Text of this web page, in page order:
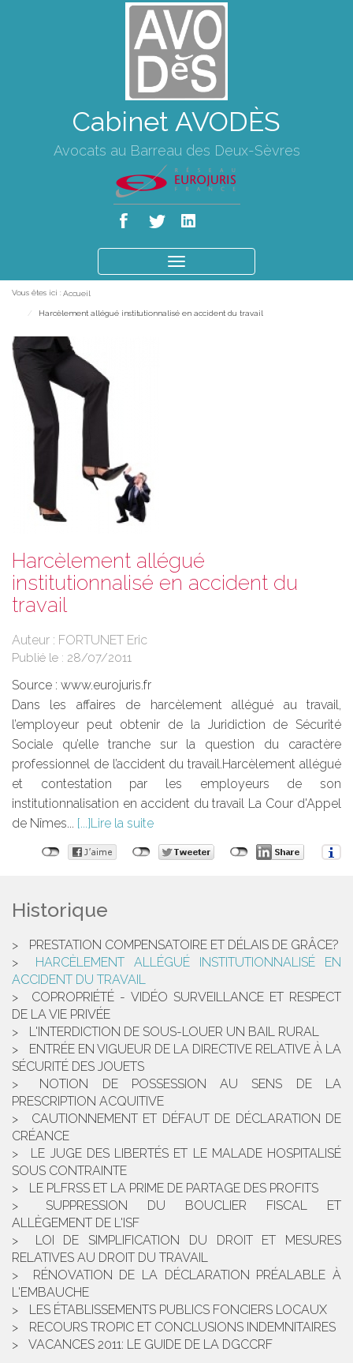
Cabinet AVODÈS
Avocats au Barreau des Deux-Sèvres
le
Vous êtes ici : Accueil
Harcèlement allégué institutionnalisé en accident du travail
Harcèlement allégué
institutionnalisé en accident du
travail
Auteur : FORTUNET Eric
Publié le : 28/07/2011
Source : www.eurojuris.fr
Dans les affaires de harcèlement allégué au travail,
l’employeur peut obtenir de la Juridiction de Sécurité
Sociale qu’elle tranche sur la question du caractère
professionnel de l’accident du travail.Harcèlement allégué
et contestation par les employeurs de son
institutionnalisation en accident du travail La Cour d'Appel
de Nîmes...
Lire la suite
Historique
PRESTATION COMPENSATOIRE ET DÉLAIS DE GRÂCE?
HARCÈLEMENT ALLÉGUÉ INSTITUTIONNALISÉ EN
ACCIDENT DU TRAVAIL
COPROPRIÉTÉ - VIDÉO SURVEILLANCE ET RESPECT
DE LA VIE PRIVÉE
L'INTERDICTION DE SOUS-LOUER UN BAIL RURAL
ENTRÉE EN VIGUEUR DE LA DIRECTIVE RELATIVE À LA
SÉCURITÉ DES JOUETS
NOTION DE POSSESSION AU SENS DE LA
PRESCRIPTION ACQUITIVE
CAUTIONNEMENT ET DÉFAUT DE DÉCLARATION DE
CRÉANCE
LE JUGE DES LIBERTÉS ET LE MALADE HOSPITALISÉ
SOUS CONTRAINTE
LE PLFRSS ET LA PRIME DE PARTAGE DES PROFITS
SUPPRESSION DU BOUCLIER FISCAL ET
ALLÈGEMENT DE L'ISF
LOI DE SIMPLIFICATION DU DROIT ET MESURES
RELATIVES AU DROIT DU TRAVAIL
RÉNOVATION DE LA DÉCLARATION PRÉALABLE À
L'EMBAUCHE
LES ÉTABLISSEMENTS PUBLICS FONCIERS LOCAUX
RECOURS TROPIC ET CONCLUSIONS INDEMNITAIRES
VACANCES 2011: LE GUIDE DE LA DGCCRF